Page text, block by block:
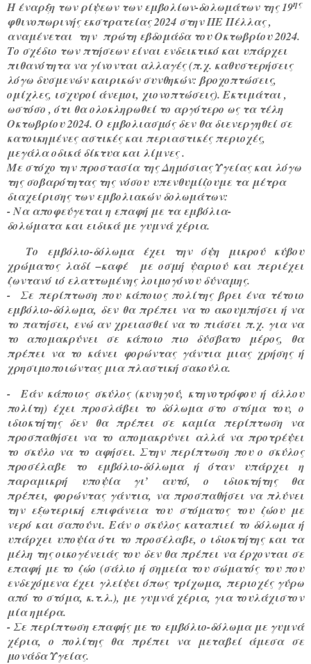
Η έναρξη των ρίψεων των εμβολίων-δολωμάτων της 19ης
φθινοπωρινής εκστρατείας 2024 στην ΠΕ Πέλλας ,
αναμένεται την πρώτη εβδομάδα του Οκτωβρίου 2024.
Το σχέδιο των πτήσεων είναι ενδεικτικό και υπάρχει
πιθανότητα να γίνονται αλλαγές (π.χ. καθυστερήσεις
λόγω δυσμενών καιρικών συνθηκών: βροχοπτώσεις,
ομίχλες, ισχυροί άνεμοι, χιονοπτώσεις). Εκτιμάται ,
ωστόσο , ότι θα ολοκληρωθεί το αργότερο ως τα τέλη
Οκτωβρίου 2024. Ο εμβολιασμός δεν θα διενεργηθεί σε
κατοικημένες αστικές και περιαστικές περιοχές,
μεγάλα οδικά δίκτυα και λίμνες .
Με στόχο την προστασία της Δημόσιας Υγείας και λόγω
της σοβαρότητας της νόσου υπενθυμίζουμε τα μέτρα
διαχείρισης των εμβολιακών δολωμάτων:
- Να αποφεύγεται η επαφή με τα εμβόλια-
δολώματα και ειδικά με γυμνά χέρια.
Το εμβόλιο-δόλωμα έχει την όψη μικρού κύβου
χρώματος λαδί –καφέ
με οσμή ψαριού και περιέχει
ζωντανό ιό ελαττωμένης λοιμογόνου δύναμης.
-
Σε περίπτωση που κάποιος πολίτης βρει ένα τέτοιο
εμβόλιο-δόλωμα, δεν θα πρέπει να το ακουμπήσει ή να
το πατήσει, ενώ αν χρειασθεί να το πιάσει π.χ. για να
το απομακρύνει σε κάποιο πιο δύσβατο μέρος, θα
πρέπει να το κάνει φορώντας γάντια μιας χρήσης ή
χρησιμοποιώντας μια πλαστική σακούλα.
-
Εάν κάποιος σκύλος (κυνηγού, κτηνοτρόφου ή άλλου
πολίτη) έχει προσλάβει το δόλωμα στο στόμα του, ο
ιδιοκτήτης δεν θα πρέπει σε καμία περίπτωση να
προσπαθήσει να το απομακρύνει αλλά να προτρέψει
το σκύλο να το αφήσει. Στην περίπτωση που ο σκύλος
προσέλαβε το εμβόλιο-δόλωμα ή όταν υπάρχει η
παραμικρή υποψία γι’ αυτό, ο ιδιοκτήτης θα
πρέπει, φορώντας γάντια, να προσπαθήσει να πλύνει
την εξωτερική επιφάνεια του στόματος του ζώου με
νερό και σαπούνι. Εάν ο σκύλος καταπιεί το δόλωμα ή
υπάρχει υποψία ότι το προσέλαβε, ο ιδιοκτήτης και τα
μέλη της οικογένειάς του δεν θα πρέπει να έρχονται σε
επαφή με το ζώο (σάλιο ή σημεία του σώματός του που
ενδεχόμενα έχει γλείψει όπως τρίχωμα, περιοχές γύρω
από το στόμα, κ.τ.λ.), με γυμνά χέρια, για τουλάχιστον
μία ημέρα.
- Σε περίπτωση επαφής με το εμβόλιο-δόλωμα με γυμνά
χέρια, ο πολίτης θα πρέπει να μεταβεί άμεσα σε
μονάδα Υγείας.